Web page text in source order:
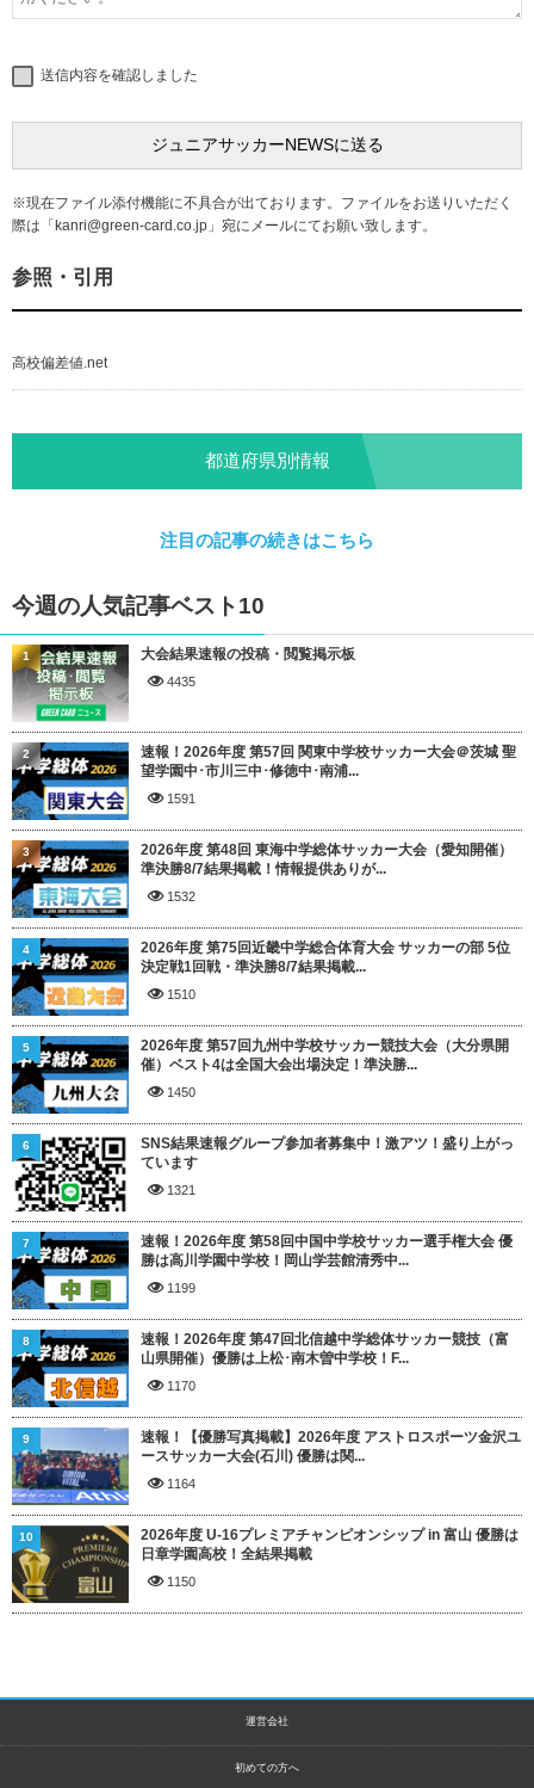
送信内容を確認しました
※現在ファイル添付機能に不具合が出ております。ファイルをお送りいただく
際は「 kanri@green-card.co.jp 」宛にメールにてお願い致します。
参照・引用
高校偏差値.net
都道府県別情報
注目の記事の続きはこちら
今週の人気記事ベスト10
大会結果速報の投稿・閲覧掲示板
4435
1
速報！2026年度 第57回 関東中学校サッカー大会＠茨城 聖
望学園中･市川三中･修徳中･南浦...
1591
2
2026年度 第48回 東海中学総体サッカー大会（愛知開催）
準決勝8/7結果掲載！情報提供ありが...
1532
3
2026年度 第75回近畿中学総合体育大会 サッカーの部 5位
決定戦1回戦・準決勝8/7結果掲載...
1510
4
2026年度 第57回九州中学校サッカー競技大会（大分県開
催）ベスト4は全国大会出場決定！準決勝...
1450
5
SNS結果速報グループ参加者募集中！激アツ！盛り上がっ
ています
1321
6
速報！2026年度 第58回中国中学校サッカー選手権大会 優
勝は高川学園中学校！岡山学芸館清秀中...
1199
7
速報！2026年度 第47回北信越中学総体サッカー競技（富
山県開催）優勝は上松･南木曽中学校！F...
1170
8
速報！【優勝写真掲載】2026年度 アストロスポーツ金沢ユ
ースサッカー大会(石川) 優勝は関...
1164
9
2026年度 U-16プレミアチャンピオンシップ in 富山 優勝は
日章学園高校！全結果掲載
1150
10
運営会社
初めての方へ